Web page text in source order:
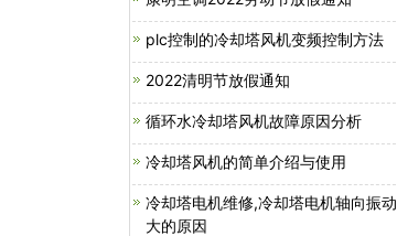
plc控制的冷却塔风机变频控制方法
2022清明节放假通知
循环水冷却塔风机故障原因分析
冷却塔风机的简单介绍与使用
冷却塔电机维修,冷却塔电机轴向振动
大的原因